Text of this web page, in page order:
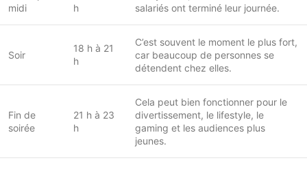
midi
h
salariés ont terminé leur journée.
Soir
18 h à 21
h
C’est souvent le moment le plus fort,
car beaucoup de personnes se
détendent chez elles.
Fin de
soirée
21 h à 23
h
Cela peut bien fonctionner pour le
divertissement, le lifestyle, le
gaming et les audiences plus
jeunes.